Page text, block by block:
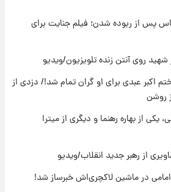
انتشار تصاویری از رهبر جدید
بستن به شیوه خاتمی/ویدیو
رهبر شهید روی آنتن زنده
شدن؛ فیلم جنایت برای
زنده تلویزیون/ویدیو
برای او گران تمام شد!/ دزدی از
رهنما و دیگری از میترا
جدید انقلاب/ویدیو
لاکچری‌اش خبرساز شد!